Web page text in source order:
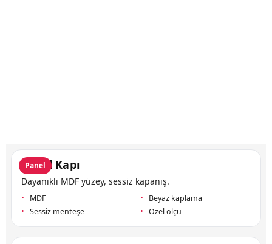
Panel
Panel Kapı
Dayanıklı MDF yüzey, sessiz kapanış.
MDF
Beyaz kaplama
Sessiz menteşe
Özel ölçü